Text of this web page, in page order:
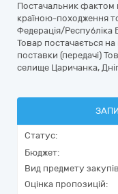
Постачальник фактом
країною-походження
Федерація/Республіка
Товар постачається на
поставки (передачі)
селище Царичанка,
Статус:
Бюджет:
Вид предмету
Оцінка пропозицій: